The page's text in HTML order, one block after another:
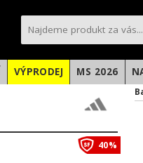
VÝPRODEJ MS 2026
40%